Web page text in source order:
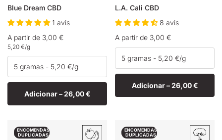
Blue Dream CBD
1 avis
Preço
normal
A partir de 3,00 €
Preço
unitário
5,20 €/g
Adicionar –26,00 €
L.A. Cali CBD
8 avis
Preço
normal
A partir de 3,00 €
Adicionar –26,00 €
ENCOMENDAS
DUPLICADAS
ENCOMENDAS
DUPLICADAS